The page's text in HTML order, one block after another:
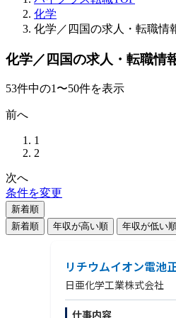
化学
化学／四国の求人・転職情
化学／四国の求人・転職情
53件中の1〜50件を表示
前へ
1
2
次へ
条件を変更
新着順
新着順
年収が高い順 年収が低い
リチウムイオン電池
日亜化学工業株式会社
仕事内容